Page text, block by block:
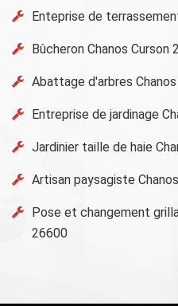
Enteprise de
Bûcheron Chanos Curson
Abattage d'arbres
Entreprise de jardinage
Jardinier taille de haie
Artisan paysagiste
Pose et changement
26600